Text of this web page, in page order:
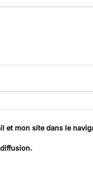
et mon site dans le